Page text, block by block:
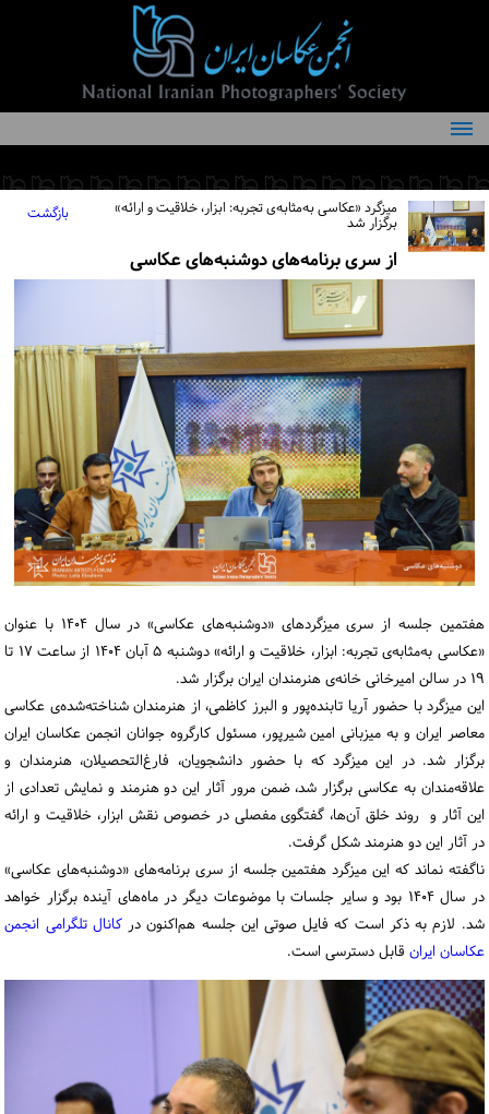
درباره انجمن
کمیته‌های انجمن
شرایط عضویت
اخبار
مقالات
فعالیت‌های انجمن
تماس با ما
ورود / ثبت‌نام
خرید کتاب
بازگشت میزگرد «عکاسی به‌مثابه‌ی تجربه: ابزار، خلاقیت و ارائه»
برگزار شد
از سری برنامه‌های دوشنبه‌های عکاسی
هفتمین جلسه از سری میزگردهای «دوشنبه‌های عکاسی» در سال ۱۴۰۴ با عنوان
«عکاسی به‌مثابه‌ی تجربه: ابزار، خلاقیت و ارائه» دوشنبه ۵ آبان ۱۴۰۴ از ساعت ۱۷ تا
۱۹ در سالن امیرخانی خانه‌ی هنرمندان ایران برگزار شد.
این میزگرد با حضور آریا تابنده‌پور و البرز کاظمی، از هنرمندان شناخته‌‌شده‌ی عکاسی
معاصر ایران و به میزبانی امین شیرپور، مسئول کارگروه جوانان انجمن عکاسان ایران
برگزار شد. در این میزگرد که با حضور دانشجویان، فارغ‌التحصیلان، هنرمندان و
علاقه‌مندان به عکاسی برگزار شد، ضمن مرور آثار این دو هنرمند و نمایش تعدادی از
این آثار و روند خلق آن‌ها، گفتگوی مفصلی در خصوص نقش ابزار، خلاقیت و ارائه
در آثار این دو هنرمند شکل گرفت.
ناگفته نماند که این میزگرد هفتمین جلسه از سری برنامه‌های «دوشنبه‌های عکاسی»
در سال ۱۴۰۴ بود و سایر جلسات با موضوعات دیگر در ماه‌های آینده برگزار خواهد
شد. لازم به ذکر است که فایل صوتی این جلسه هم‌اکنون درکانال تلگرامی انجمن
عکاسان ایران قابل دسترسی است.